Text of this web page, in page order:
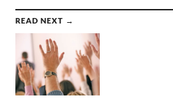
READ NEXT →